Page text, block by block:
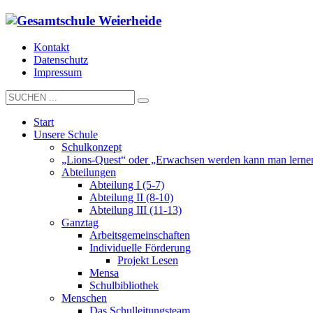
Kontakt
Datenschutz
Impressum
Start
Unsere Schule
Schulkonzept
„Lions-Quest“ oder „Erwachsen werden kann man
Abteilungen
Abteilung I (5-7)
Abteilung II (8-10)
Abteilung III (11-13)
Ganztag
Arbeitsgemeinschaften
Individuelle Förderung
Projekt Lesen
Mensa
Schulbibliothek
Menschen